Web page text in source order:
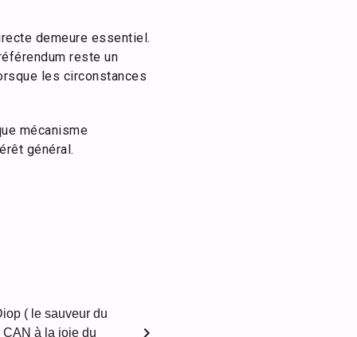
demeure essentiel.
reste un
les circonstances
mécanisme
général.
( le sauveur du
à la joie du
chevron_right